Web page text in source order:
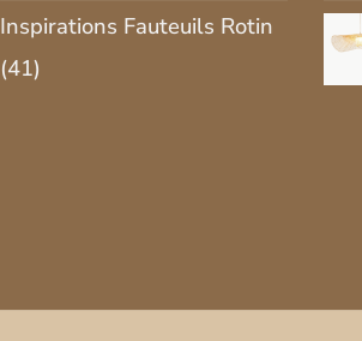
Inspirations Fauteuils Rotin
(41)